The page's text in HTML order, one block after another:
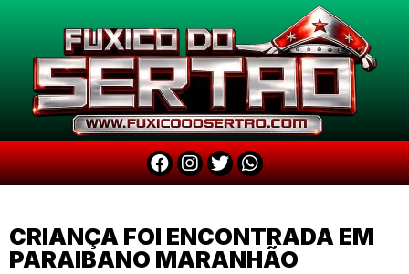
CRIANÇA FOI ENCONTRADA EM
PARAIBANO MARANHÃO